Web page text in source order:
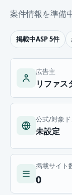
案件情報を準備
掲載中ASP 5件
広告主
リファス
公式/対象
未設定
掲載サイト
0